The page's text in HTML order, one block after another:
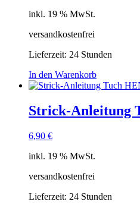
inkl. 19 % MwSt.
versandkostenfrei
Lieferzeit: 24 Stunden
In den Warenkorb
Strick-Anleitung
6,90 €
inkl. 19 % MwSt.
versandkostenfrei
Lieferzeit: 24 Stunden